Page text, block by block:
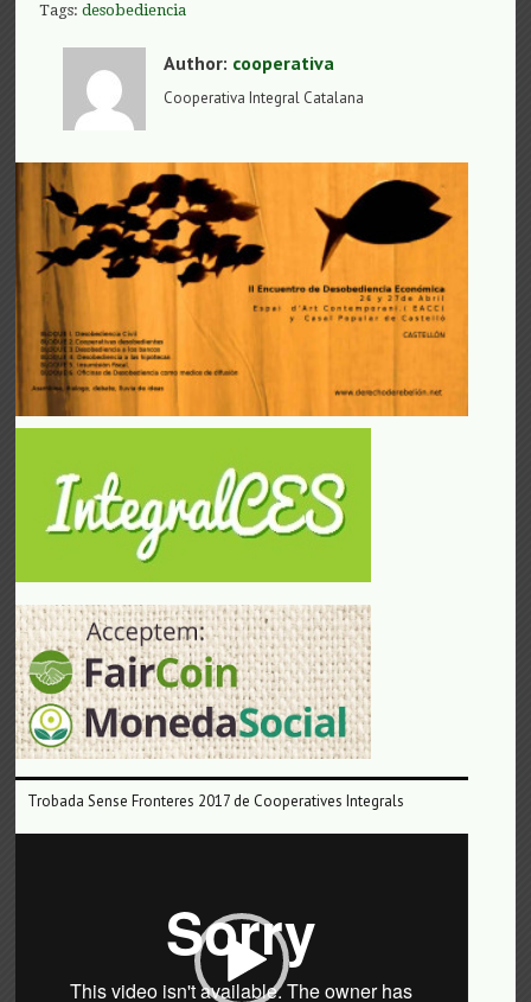
Tags:desobediencia
Author: cooperativa
Cooperativa Integral Catalana
Trobada Sense Fronteres 2017 de Cooperatives Integrals